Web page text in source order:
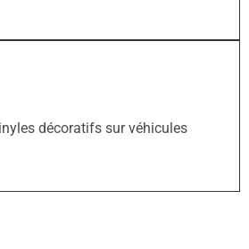
décoratifs sur véhicules